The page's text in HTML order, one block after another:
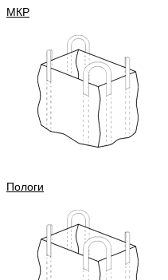
МКР
Пологи